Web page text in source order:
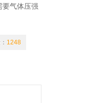
要气体压强
1248